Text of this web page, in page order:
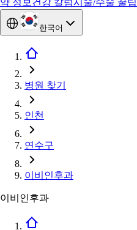
약 정보 건강 칼럼시술/수술 꿀팁
한국어
병원 찾기
인천
연수구
이비인후과
이비인후과